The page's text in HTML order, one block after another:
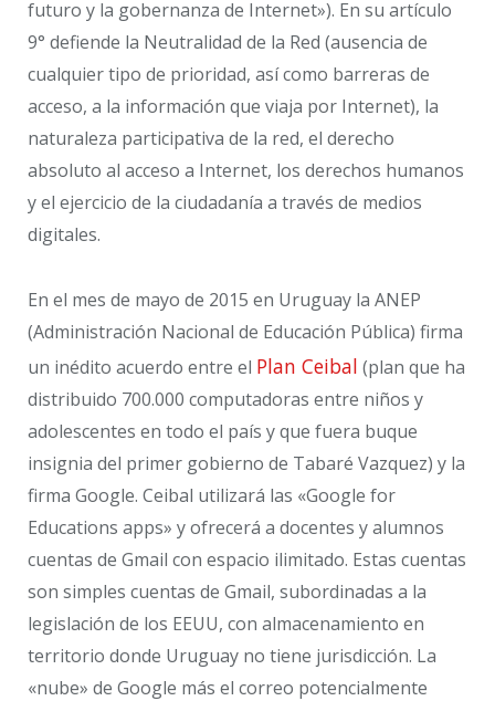
futuro y la gobernanza de Internet»). En su artículo
9° defiende la Neutralidad de la Red (ausencia de
cualquier tipo de prioridad, así como barreras de
acceso, a la información que viaja por Internet), la
naturaleza participativa de la red, el derecho
absoluto al acceso a Internet, los derechos humanos
y el ejercicio de la ciudadanía a través de medios
digitales.
En el mes de mayo de 2015 en Uruguay la ANEP
(Administración Nacional de Educación Pública) firma
un inédito acuerdo entre el Plan Ceibal (plan que ha
distribuido 700.000 computadoras entre niños y
adolescentes en todo el país y que fuera buque
insignia del primer gobierno de Tabaré Vazquez) y la
firma Google. Ceibal utilizará las «Google for
Educations apps» y ofrecerá a docentes y alumnos
cuentas de Gmail con espacio ilimitado. Estas cuentas
son simples cuentas de Gmail, subordinadas a la
legislación de los EEUU, con almacenamiento en
territorio donde Uruguay no tiene jurisdicción. La
«nube» de Google más el correo potencialmente